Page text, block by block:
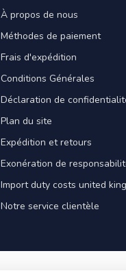
À propos de nous
Méthodes de paiement
Frais d'expédition
Conditions Générales
Déclaration de
Plan du site
Expédition et retours
Exonération de
Import duty costs united
Notre service clientèle